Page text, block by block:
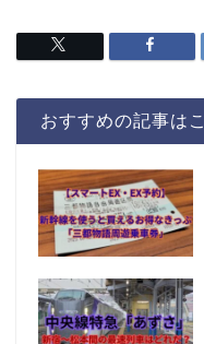
おすすめの記事は